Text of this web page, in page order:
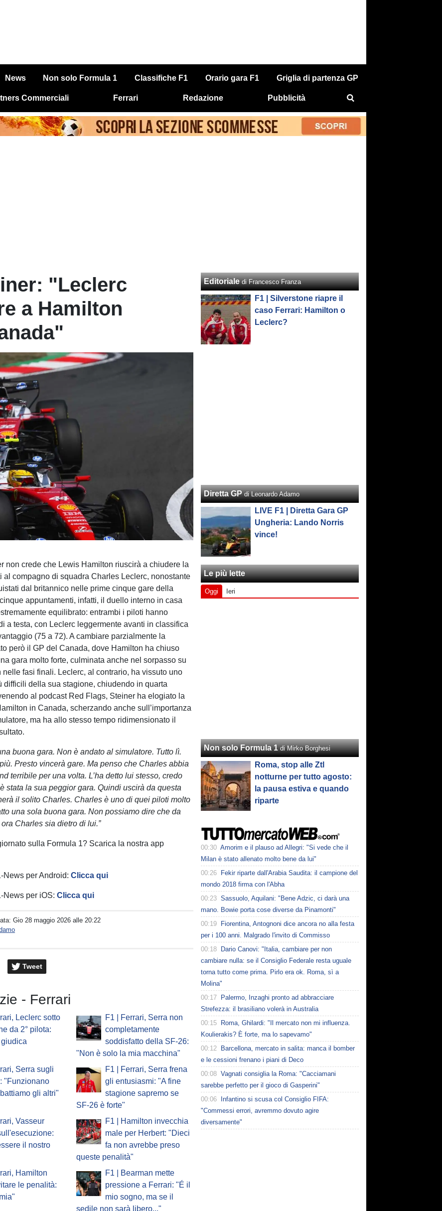
News Non solo Formula 1 Classifiche F1 Orario gara F1 Griglia di partenza GP
Commerciali Ferrari Redazione Pubblicità
"Leclerc
a Hamilton
non crede che Lewis Hamilton riuscirà a chiudere la
al compagno di squadra Charles Leclerc, nonostante
dal britannico nelle prime cinque gare della
appuntamenti, infatti, il duello interno in casa
equilibrato: entrambi i piloti hanno
a testa, con Leclerc leggermente avanti in classifica
(75 a 72). A cambiare parzialmente la
però il GP del Canada, dove Hamilton ha chiuso
gara molto forte, culminata anche nel sorpasso su
nelle fasi finali. Leclerc, al contrario, ha vissuto uno
difficili della sua stagione, chiudendo in quarta
al podcast Red Flags, Steiner ha elogiato la
in Canada, scherzando anche sull’importanza
ma ha allo stesso tempo ridimensionato il
buona gara. Non è andato al simulatore. Tutto lì.
Presto vincerà gare. Ma penso che Charles abbia
terribile per una volta. L’ha detto lui stesso, credo
stata la sua peggior gara. Quindi uscirà da questa
il solito Charles. Charles è uno di quei piloti molto
una sola buona gara. Non possiamo dire che da
Charles sia dietro di lui.”
sulla Formula 1? Scarica la nostra app
News per Android:Clicca qui
News per iOS:Clicca qui
Gio 28 maggio 2026 alle 20:22
Tweet
- Ferrari
Leclerc sotto
da 2° pilota:
F1 | Ferrari, Serra non
completamente
soddisfatto della SF-26:
"Non è solo la mia macchina"
Serra sugli
"Funzionano
gli altri"
F1 | Ferrari, Serra frena
gli entusiasmi: "A fine
stagione sapremo se
SF-26 è forte"
Vasseur
il nostro
F1 | Hamilton invecchia
male per Herbert: "Dieci
fa non avrebbe preso
queste penalità"
Hamilton
le penalità:
F1 | Bearman mette
pressione a Ferrari: "É il
mio sogno, ma se il
sedile non sarà libero..."
Editoriale di Francesco Franza
F1 | Silverstone riapre il
caso Ferrari: Hamilton o
Leclerc?
Diretta GP di Leonardo Adamo
LIVE F1 | Diretta Gara GP
Ungheria: Lando Norris
vince!
Le più lette
Oggi Ieri
Non solo Formula 1 di Mirko Borghesi
Roma, stop alle Ztl
notturne per tutto agosto:
la pausa estiva e quando
riparte
00:30 Amorim e il plauso ad Allegri: "Si vede che il
Milan è stato allenato molto bene da lui"
00:26
Fekir riparte dall'Arabia Saudita: il campione del
mondo 2018 firma con l'Abha
00:23 Sassuolo, Aquilani: "Bene Adzic, ci darà una
mano. Bowie porta cose diverse da Pinamonti"
00:19
Fiorentina, Antognoni dice ancora no alla festa
per i 100 anni. Malgrado l'invito di Commisso
00:18
Dario Canovi: "Italia, cambiare per non
cambiare nulla: se il Consiglio Federale resta uguale
torna tutto come prima. Pirlo era ok. Roma, sì a
Molina"
00:17
Palermo, Inzaghi pronto ad abbracciare
Strefezza: il brasiliano volerà in Australia
00:15
Roma, Ghilardi: "Il mercato non mi influenza.
Koulierakis? È forte, ma lo sapevamo"
00:12
Barcellona, mercato in salita: manca il bomber
e le cessioni frenano i piani di Deco
00:08 Vagnati consiglia la Roma: "Cacciamani
sarebbe perfetto per il gioco di Gasperini"
00:06
Infantino si scusa col Consiglio FIFA:
"Commessi errori, avremmo dovuto agire
diversamente"